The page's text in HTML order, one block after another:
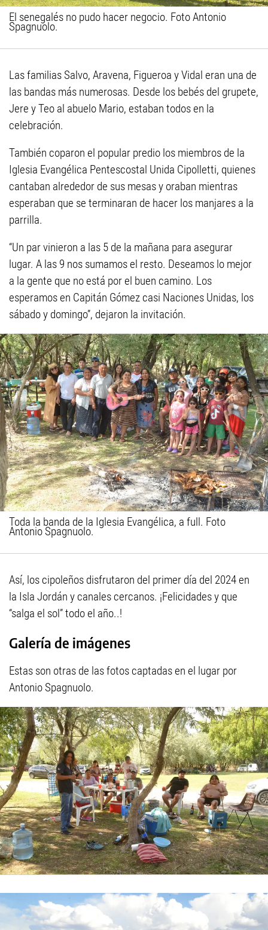
El senegalés no pudo hacer negocio. Foto Antonio
Spagnuolo.
Las familias Salvo, Aravena, Figueroa y Vidal eran una de
las bandas más numerosas. Desde los bebés del grupete,
Jere y Teo al abuelo Mario, estaban todos en la
celebración.
También coparon el popular predio los miembros de la
Iglesia Evangélica Pentescostal Unida Cipolletti, quienes
cantaban alrededor de sus mesas y oraban mientras
esperaban que se terminaran de hacer los manjares a la
parrilla.
“Un par vinieron a las 5 de la mañana para asegurar
lugar. A las 9 nos sumamos el resto. Deseamos lo mejor
a la gente que no está por el buen camino. Los
esperamos en Capitán Gómez casi Naciones Unidas, los
sábado y domingo”, dejaron la invitación.
Toda la banda de la Iglesia Evangélica, a full. Foto
Antonio Spagnuolo.
Así, los cipoleños disfrutaron del primer día del 2024 en
la Isla Jordán y canales cercanos. ¡Felicidades y que
“salga el sol” todo el año..!
Galería de imágenes
Estas son otras de las fotos captadas en el lugar por
Antonio Spagnuolo.